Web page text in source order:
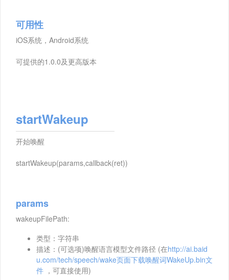
可用性
iOS系统，Android系统
可提供的1.0.0及更高版本
startWakeup
开始唤醒
startWakeup(params,callback(ret))
params
wakeupFilePath:
类型：字符串
描述：(可选项)唤醒语言模型文件路径 (在http://ai.baid
u.com/tech/speech/wake页面下载唤醒词WakeUp.bin文
件 ，可直接使用)